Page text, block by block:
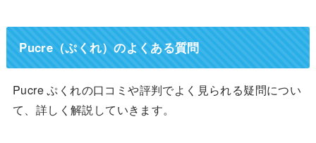
Pucre（ぷくれ）のよくある質問
Pucre ぷくれの口コミや評判でよく見られる疑問につい
て、詳しく解説していきます。